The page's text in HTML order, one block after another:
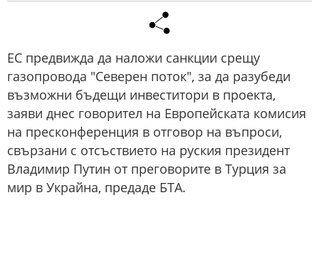
ЕС предвижда да наложи санкции срещу
газопровода "Северен поток", за да разубеди
възможни бъдещи инвеститори в проекта,
заяви днес говорител на Европейската комисия
на пресконференция в отговор на въпроси,
свързани с отсъствието на руския президент
Владимир Путин от преговорите в Турция за
мир в Украйна, предаде БТА.